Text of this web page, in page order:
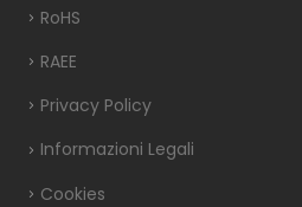
RoHS
RAEE
Privacy Policy
Informazioni Legali
Cookies